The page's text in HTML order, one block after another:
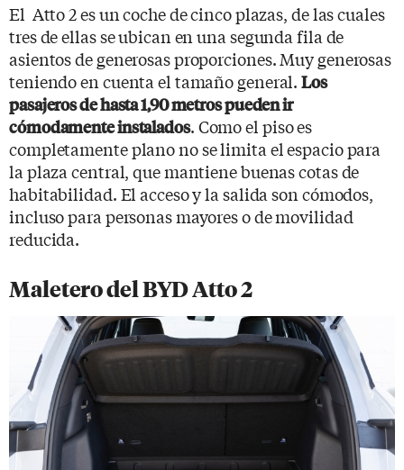
El Atto 2 es un coche de cinco plazas, de las cuales
tres de ellas se ubican en una segunda fila de
asientos de generosas proporciones. Muy generosas
teniendo en cuenta el tamaño general.Los
pasajeros de hasta 1,90 metros pueden ir
cómodamente instalados. Como el piso es
completamente plano no se limita el espacio para
la plaza central, que mantiene buenas cotas de
habitabilidad. El acceso y la salida son cómodos,
incluso para personas mayores o de movilidad
reducida.
Maletero del BYD Atto 2